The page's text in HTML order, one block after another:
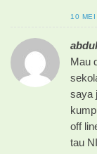
10 MEI
Mau
saya
off
tau